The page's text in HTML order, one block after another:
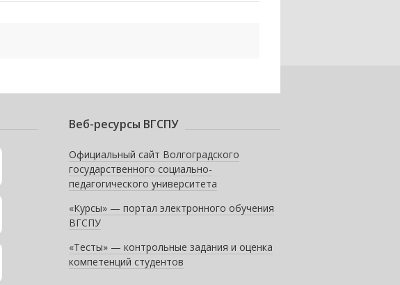
Веб-ресурсы ВГСПУ
Официальный сайт Волгоградского
государственного социально-
педагогического университета
«Курсы» — портал электронного обучения
ВГСПУ
«Тесты» — контрольные задания и оценка
компетенций студентов